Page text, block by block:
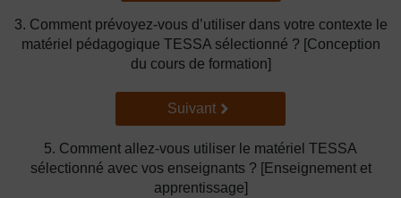
3. Comment prévoyez-vous d’utiliser dans votre contexte le
matériel pédagogique TESSA sélectionné ? [Conception
du cours de formation]
Suivant
Suivant
5. Comment allez-vous utiliser le matériel TESSA
sélectionné avec vos enseignants ? [Enseignement et
apprentissage]